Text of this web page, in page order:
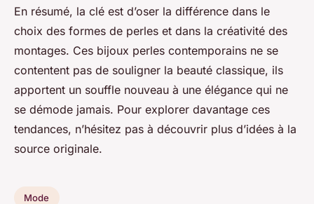
En résumé, la clé est d’oser la différence dans le
choix des formes de perles et dans la créativité des
montages. Ces bijoux perles contemporains ne se
contentent pas de souligner la beauté classique, ils
apportent un souffle nouveau à une élégance qui ne
se démode jamais. Pour explorer davantage ces
tendances, n’hésitez pas à découvrir plus d’idées à la
source originale.
Mode